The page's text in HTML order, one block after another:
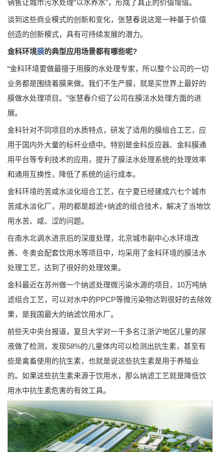
销售让城市污水处理“以水养水”，形成了真正的价值增值。
谈到这些商业模式的创新和变化，张慧春说这是一种基于价值
创造的创新模式，具有可持续发展的潜力。
金科环境膜的典型应用场景都有哪些呢?
“金科环境要做最擅于用膜的水处理专家，所以整个公司的一切
业务都是围绕着膜来做。我们不生产膜，就是买世界上最好的
膜做水处理项目。”张慧春介绍了公司在膜法水处理方面的进
展。
金科针对不同项目的水质特点，研发了适用的膜组合工艺，应
用于国内外大量的标杆业绩中。特别是金科反应器、金科膜通
用平台等专利技术的应用，提升了膜法水处理系统的处理效率
和通用互换性，降低了系统的运行成本。
金科环境的苦咸水淡化组合工艺，在宁夏已经建成六七个城市
苦咸水淡化厂，用的都是超滤+纳滤的组合技术，解决了当地饮
用水苦、咸、涩的问题。
在南水北调水进京后的深度处理，北京城市副中心水环境改
善、冬奥会配套饮用水等项目中，均采用了金科环境的膜法水
处理工艺，达到了很好的处理效果。
金科最近在苏州做一个纳滤处理微污染水源的项目，10万吨纳
滤组合工艺，可以对水中的PPCP等微污染物达到很好的去除效
果，是我国最大的纳滤饮用水厂。
前些天中央台报道，复旦大学对一千多名江浙沪地区儿童的尿
液做了检测，发现58%的儿童体内可以检测出抗生素，甚至有
些是禽畜使用的抗生素，也就是说这些抗生素是用于养殖业
的。如果这些抗生素来源于饮用水，那么纳滤工艺就是降低饮
用水中抗生素危害的有效工具。